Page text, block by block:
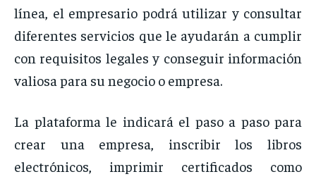
línea, el empresario podrá utilizar y consultar
diferentes servicios que le ayudarán a cumplir
con requisitos legales y conseguir información
valiosa para su negocio o empresa.
La plataforma le indicará el paso a paso para
crear una empresa, inscribir los libros
electrónicos, imprimir certificados como